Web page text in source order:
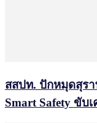
สสปท. ปักหมุดสุรา
Smart Safety ขับ